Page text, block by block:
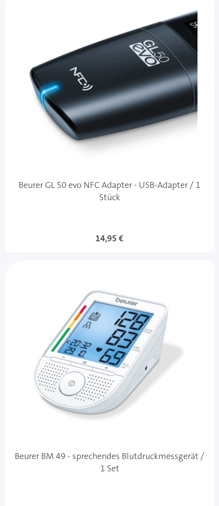
Beurer GL 50 evo NFC Adapter - USB-Adapter / 1
Stück
14,95 €
Beurer BM 49 - sprechendes Blutdruckmessgerät /
1 Set